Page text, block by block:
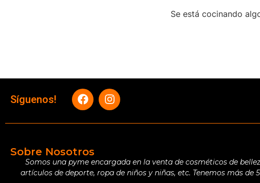
Se está cocinando
Síguenos!
Sobre Nosotros
Somos una pyme encargada en la venta de cosméticos de
artículos de deporte, ropa de niños y niñas, etc. Tenemos más de